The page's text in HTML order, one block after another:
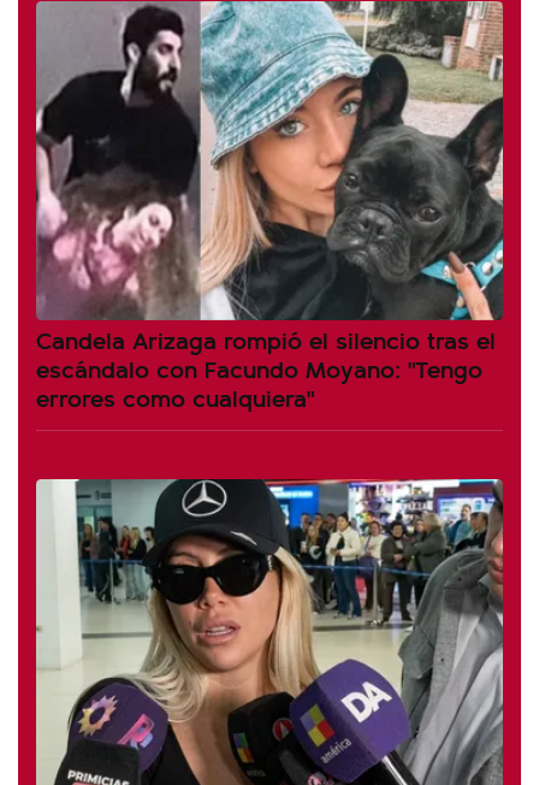
Candela Arizaga rompió el silencio tras el
escándalo con Facundo Moyano: "Tengo
errores como cualquiera"